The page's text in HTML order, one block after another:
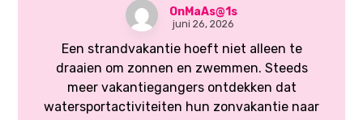
OnMaAs@1s
juni 26, 2026
Een strandvakantie hoeft niet alleen te
draaien om zonnen en zwemmen. Steeds
meer vakantiegangers ontdekken dat
watersportactiviteiten hun zonvakantie naar